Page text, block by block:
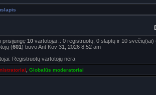
prisijungę 10 vartotojai :: 0 registruotų, 0 slaptų ir 10
(601) buvo Ant Kov 31, 2026 8:52 am
Registruotų vartotojų nėra
Globalūs moderatoriai